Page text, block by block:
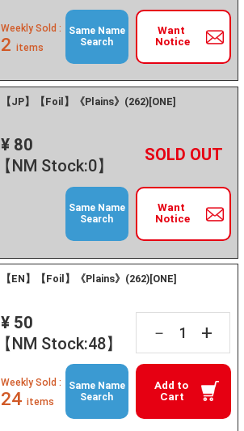
Want
Notice
Weekly Sold :
2 items
Same Name
Search
【JP】【Foil】《Plains》(262)[ONE]
¥ 80
【NM Stock:0】
－ +
Want
Notice
Same Name
Search
【EN】【Foil】《Plains》(262)[ONE]
¥ 50
【NM Stock:48】
－ +
Add to
Cart
Weekly Sold :
24 items
Same Name
Search